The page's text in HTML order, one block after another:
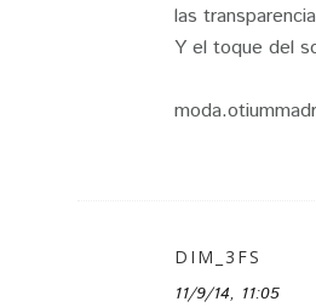
las
Y el toque del
DIM_3FS
11/9/14, 11:05